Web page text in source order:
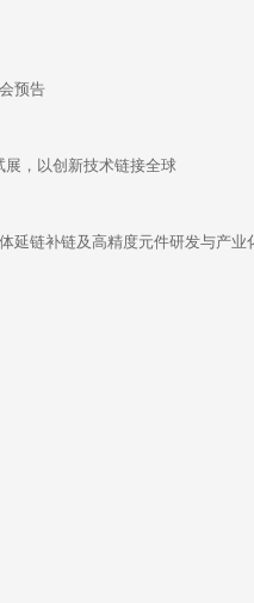
预告
，以创新技术链接全球
延链补链及高精度元件研发与产